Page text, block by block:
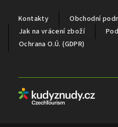
Kontakty
Obchodní
Jak na vrácení zboží
Ochrana O.Ú. (GDPR)